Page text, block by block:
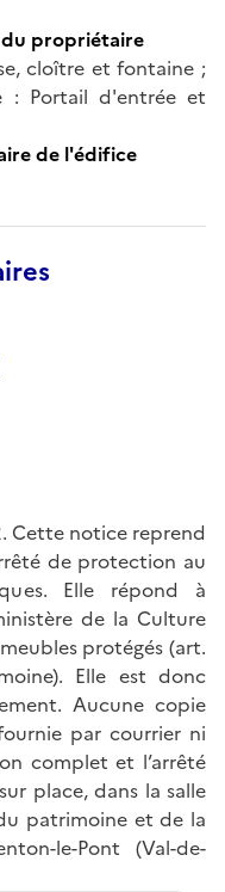
propriétaire
cloître et fontaine ;
: Portail d'entrée et
de l'édifice
Cette notice reprend
de protection au
Elle répond à
de la Culture
protégés (art.
Elle est donc
Aucune copie
par courrier ni
complet et l’arrêté
place, dans la salle
patrimoine et de la
le-Pont (Val-de-